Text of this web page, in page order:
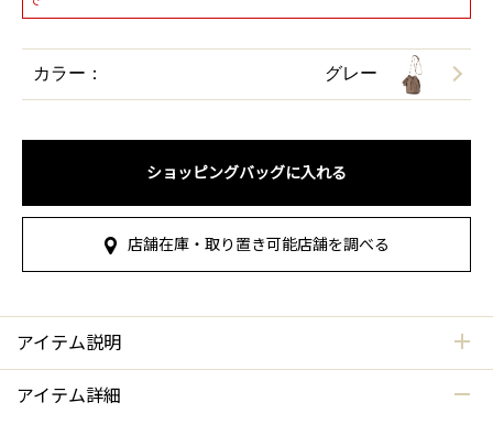
カラー： グレー
ショッピングバッグに入れる
店舗在庫・取り置き可能店舗を調べる
アイテム説明
アイテム詳細